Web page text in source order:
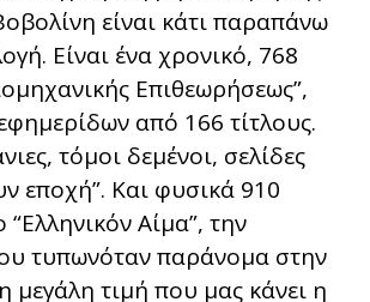
είναι κάτι παραπάνω
Είναι ένα χρονικό, 768
Επιθεωρήσεως”,
από 166 τίτλους.
τόμοι δεμένοι, σελίδες
εποχή”. Και φυσικά 910
Αίμα”, την
τυπωνόταν παράνομα στην
μεγάλη τιμή που μας κάνει η